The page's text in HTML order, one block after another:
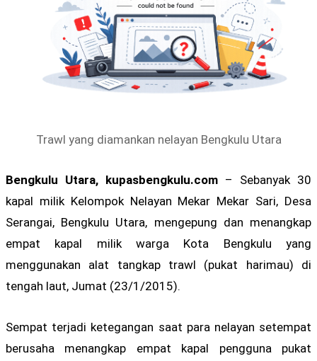
Trawl yang diamankan nelayan Bengkulu Utara
Bengkulu Utara, kupasbengkulu.com – Sebanyak 30
kapal milik Kelompok Nelayan Mekar Mekar Sari, Desa
Serangai, Bengkulu Utara, mengepung dan menangkap
empat kapal milik warga Kota Bengkulu yang
menggunakan alat tangkap trawl (pukat harimau) di
tengah laut, Jumat (23/1/2015).
Sempat terjadi ketegangan saat para nelayan setempat
berusaha menangkap empat kapal pengguna pukat